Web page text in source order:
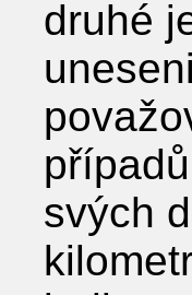
druhé
svých